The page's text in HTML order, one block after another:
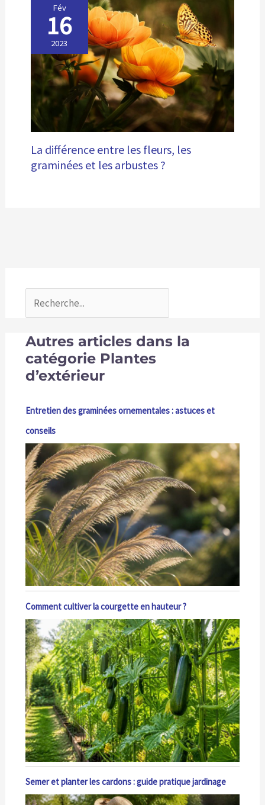
Fév
16
2023
La différence entre les fleurs, les
graminées et les arbustes ?
Autres articles dans la
catégorie Plantes
d’extérieur
Entretien des graminées ornementales : astuces et
conseils
Comment cultiver la courgette en hauteur ?
Semer et planter les cardons : guide pratique jardinage